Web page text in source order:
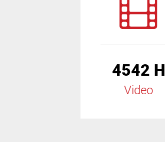
4542 H
Video